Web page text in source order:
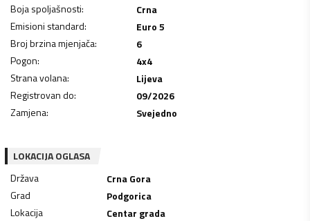
Boja spoljašnosti:
Crna
Emisioni standard:
Euro 5
Broj brzina mjenjača:
6
Pogon:
4x4
Strana volana:
Lijeva
Registrovan do:
09/2026
Zamjena: Svejedno
LOKACIJA OGLASA
Država
Crna Gora
Grad
Podgorica
Lokacija
Centar grada